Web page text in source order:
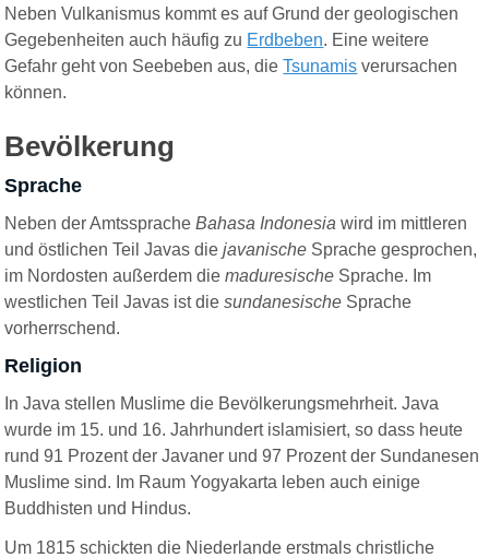
Neben Vulkanismus kommt es auf Grund der geologischen
Gegebenheiten auch häufig zu Erdbeben. Eine weitere
Gefahr geht von Seebeben aus, dieTsunamis verursachen
können.
Bevölkerung
Sprache
Neben der Amtssprache Bahasa Indonesiawird im mittleren
und östlichen Teil Javas diejavanische Sprache gesprochen,
im Nordosten außerdem diemaduresische Sprache. Im
westlichen Teil Javas ist diesundanesische Sprache
vorherrschend.
Religion
In Java stellen Muslime die Bevölkerungsmehrheit. Java
wurde im 15. und 16. Jahrhundert islamisiert, so dass heute
rund 91 Prozent der Javaner und 97 Prozent der Sundanesen
Muslime sind. Im Raum Yogyakarta leben auch einige
Buddhisten und Hindus.
Um 1815 schickten die Niederlande erstmals christliche